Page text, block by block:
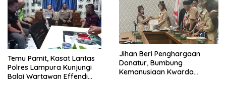
Temu Pamit, Kasat Lantas
Polres Lampura Kunjungi
Balai Wartawan Effendi
Jihan Beri Penghargaan
Donatur, Bumbung
Kemanusiaan Kwarda